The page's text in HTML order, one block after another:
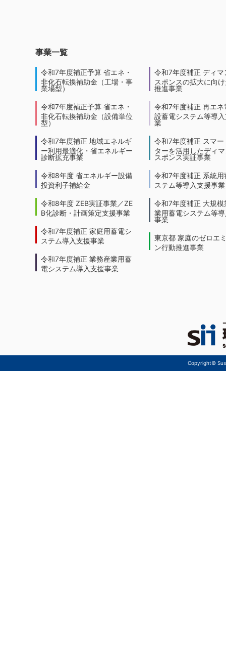
事業一覧
令和7年度補正予算 省エネ・
非化石転換補助金（工場・事
業場型）
令和7年度補正予算 省エネ・
非化石転換補助金（設備単位
型）
令和7年度補正 地域エネルギ
ー利用最適化・省エネルギー
診断拡充事業
令和8年度 省エネルギー設備
投資利子補給金
令和8年度 ZEB実証事業／ZE
B化診断・計画策定支援事業
令和7年度補正 家庭用蓄電シ
ステム導入支援事業
令和7年度補正 業務産業用蓄
電システム導入支援事業
令和7年度補正 ディマ
スポンスの拡大に向
推進事業
令和7年度補正 再エネ
設蓄電システム等導
業
令和7年度補正 スマー
ターを活用したディ
スポンス実証事業
令和7年度補正 系統用
ステム等導入支援事業
令和7年度補正 大規模
業用蓄電システム等
事業
東京都 家庭のゼロエ
ン行動推進事業
Copyright©